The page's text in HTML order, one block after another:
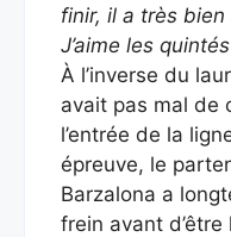
finir, il a très bien
J’aime les
À l’inverse du
avait pas mal de
l’entrée de la
épreuve, le
Barzalona a
frein avant